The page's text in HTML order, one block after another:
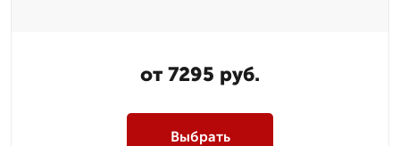
от 7295 руб.
Выбрать